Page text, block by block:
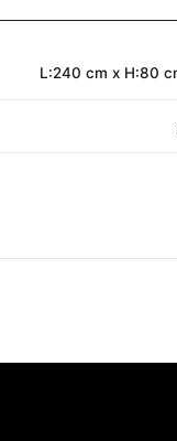
L:240 cm x H:80